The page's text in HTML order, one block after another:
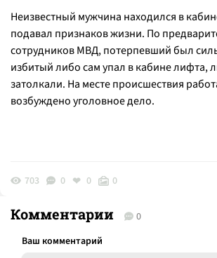
Неизвестный мужчина находился в
подавал признаков жизни. По
сотрудников МВД, потерпевший был
избитый либо сам упал в кабине лифта,
затолкали. На месте происшествия
возбуждено уголовное дело.
703 0 0 0
Комментарии 0